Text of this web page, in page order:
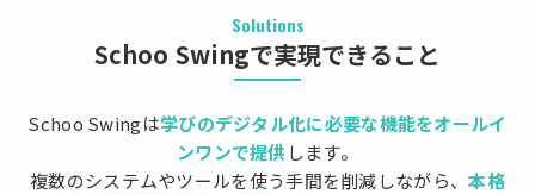
Solutions
Schoo Swingで実現できること
Schoo Swingは学びのデジタル化に必要な機能をオールイ
ンワンで提供 します。
複数のシステムやツールを使う手間を削減しながら、本格